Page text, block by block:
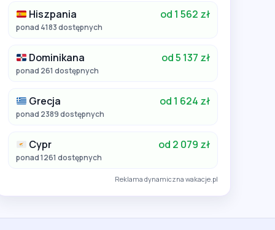
Hiszpania od 1 562 zł
ponad 4183 dostępnych
Dominikana od 5 137 zł
ponad 261 dostępnych
Grecja od 1 624 zł
ponad 2389 dostępnych
Cypr od 2 079 zł
ponad 1261 dostępnych
Reklama dynamiczna wakacje.pl